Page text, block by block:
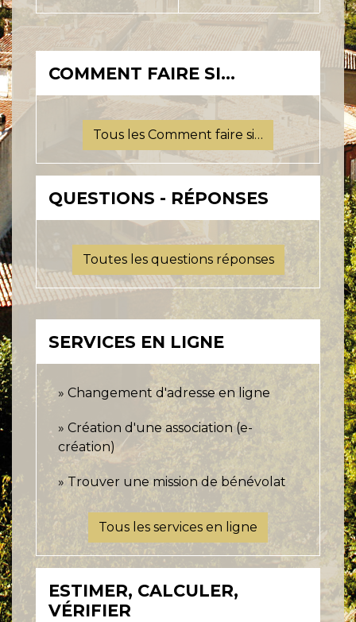
COMMENT FAIRE SI…
Tous les Comment faire si…
QUESTIONS - RÉPONSES
Toutes les questions réponses
SERVICES EN LIGNE
Changement d'adresse en ligne
Création d'une association (e-
création)
Trouver une mission de bénévolat
Tous les services en ligne
ESTIMER, CALCULER,
VÉRIFIER